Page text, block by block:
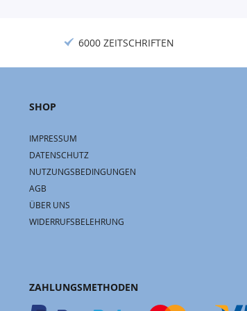
6000 ZEITSCHRIFTEN
SHOP
IMPRESSUM
DATENSCHUTZ
NUTZUNGSBEDINGUNGEN
AGB
ÜBER UNS
WIDERRUFSBELEHRUNG
ZAHLUNGSMETHODEN